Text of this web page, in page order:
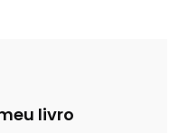
livro